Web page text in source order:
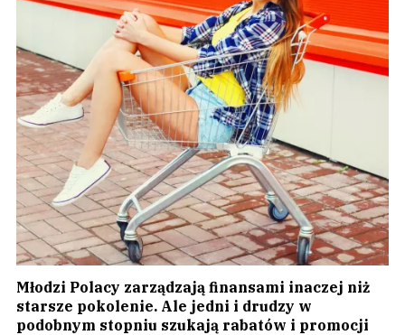
Młodzi Polacy zarządzają finansami inaczej niż
starsze pokolenie. Ale jedni i drudzy w
podobnym stopniu szukają rabatów i promocji